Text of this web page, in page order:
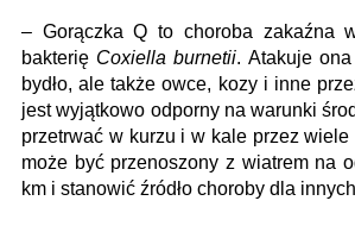
– Gorączka Q to choroba zakaźna
bakterię Coxiella burnetii. Atakuje
bydło, ale także owce, kozy i inne
jest wyjątkowo odporny na warunki
przetrwać w kurzu i w kale przez wiele
może być przenoszony z wiatrem na
km i stanowić źródło choroby dla